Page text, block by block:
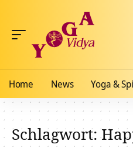
Home News Yoga &
Schlagwort: